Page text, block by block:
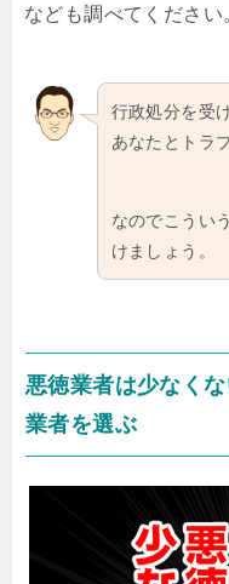
なども調べてください
行政処分を受
あなたとトラ
なのでこうい
けましょう。
悪徳業者は少なく
業者を選ぶ